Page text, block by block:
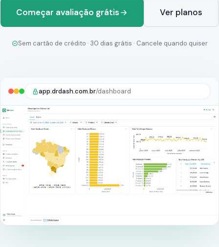
Começar avaliação grátis Ver planos
Sem cartão de crédito · 30 dias grátis · Cancele quando quiser
app.drdash.com.br/dashboard